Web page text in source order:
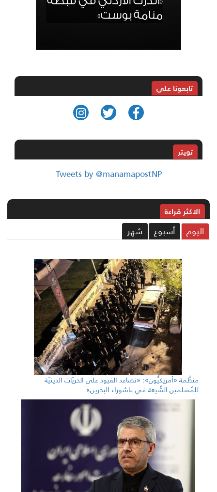
تابعونا على
تويتر
Tweets by @manamapostNP
الاکثر قراءة
أسبوع شهر
منظَّمة «أمريكيُّون»: «تصاعد القيود على الحريّات الدينيّة
للمُسلمين الشّيعة في عاشوراء البحرين»